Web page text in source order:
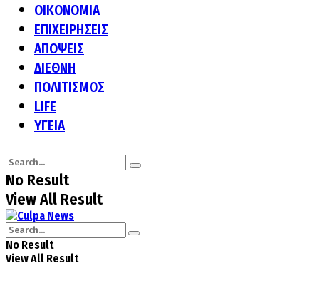
ΟΙΚΟΝΟΜΙΑ
ΕΠΙΧΕΙΡΗΣΕΙΣ
ΑΠΟΨΕΙΣ
ΔΙΕΘΝΗ
ΠΟΛΙΤΙΣΜΟΣ
LIFE
ΥΓΕΙΑ
No Result
View All Result
No Result
View All Result